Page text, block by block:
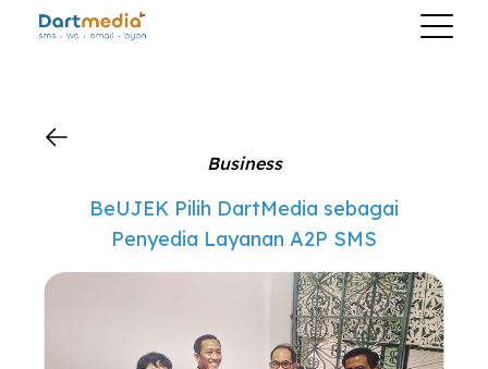
Business
BeUJEK Pilih DartMedia sebagai
Penyedia Layanan A2P SMS